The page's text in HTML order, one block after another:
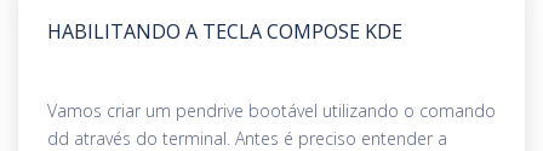
HABILITANDO A TECLA COMPOSE KDE
Vamos criar um pendrive bootável utilizando o comando
dd através do terminal. Antes é preciso entender a